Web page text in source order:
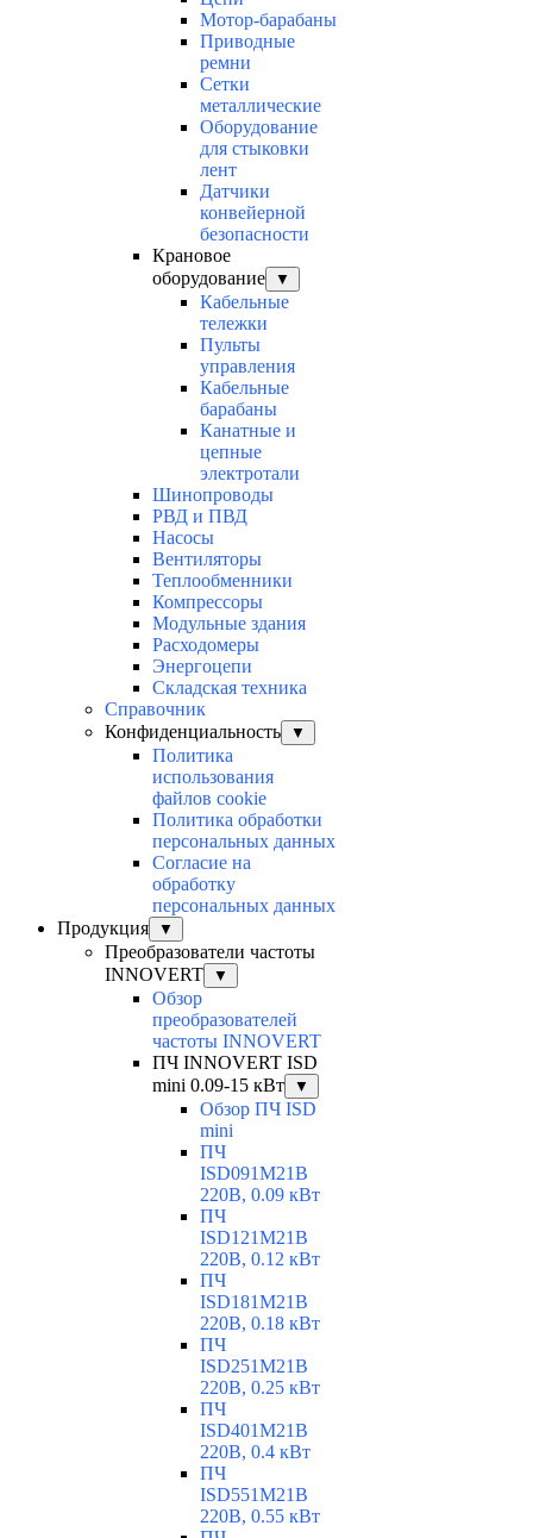
Мотор-барабаны
Приводные
ремни
Сетки
металлические
Оборудование
для стыковки
лент
Датчики
конвейерной
безопасности
Крановое
оборудование
▼
Кабельные
тележки
Пульты
управления
Кабельные
барабаны
Канатные и
цепные
электротали
Шинопроводы
РВД и ПВД
Насосы
Вентиляторы
Теплообменники
Компрессоры
Модульные здания
Расходомеры
Энергоцепи
Складская техника
Справочник
Конфиденциальность
▼
Политика
использования
файлов cookie
Политика обработки
персональных данных
Согласие на
обработку
персональных данных
Продукция
▼
Преобразователи частоты
INNOVERT
▼
Обзор
преобразователей
частоты INNOVERT
ПЧ INNOVERT ISD
mini 0.09-15 кВт
▼
Обзор ПЧ ISD
mini
ПЧ
ISD091M21B
220В, 0.09 кВт
ПЧ
ISD121M21B
220В, 0.12 кВт
ПЧ
ISD181M21B
220В, 0.18 кВт
ПЧ
ISD251M21B
220В, 0.25 кВт
ПЧ
ISD401M21B
220В, 0.4 кВт
ПЧ
ISD551M21B
220В, 0.55 кВт